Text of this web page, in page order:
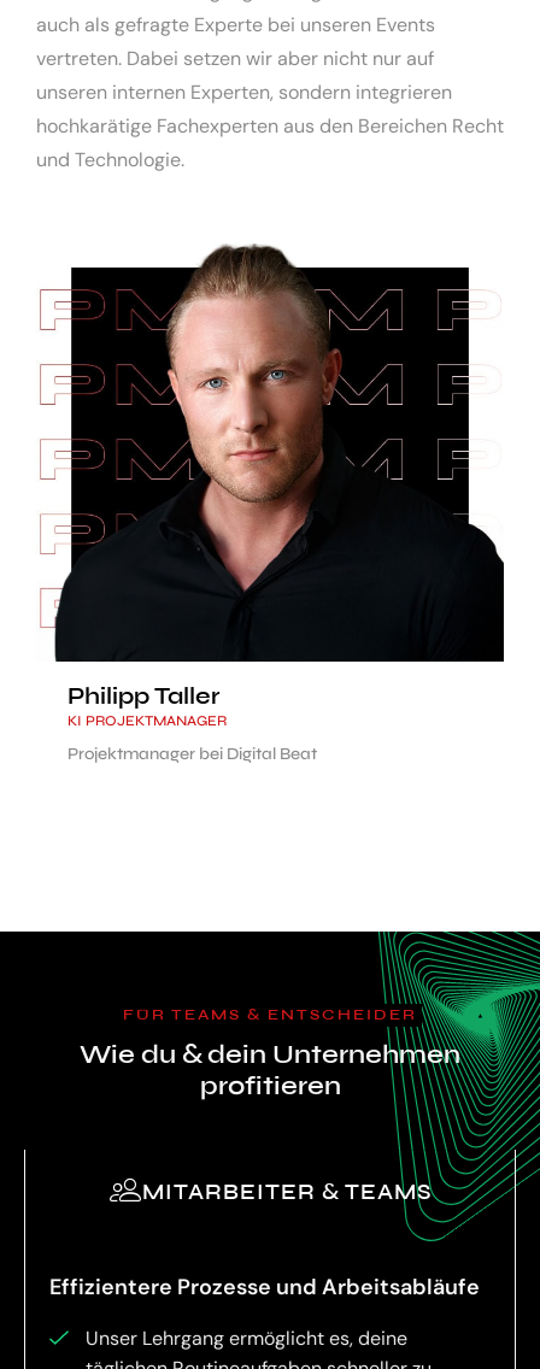
auch als gefragte Experte bei unseren Events
vertreten. Dabei setzen wir aber nicht nur auf
unseren internen Experten, sondern integrieren
hochkarätige Fachexperten aus den Bereichen Recht
und Technologie.
Philipp Taller
KI PROJEKTMANAGER
Projektmanager bei Digital Beat
FÜR TEAMS & ENTSCHEIDER
Wie du & dein Unternehmen
profitieren
MITARBEITER & TEAMS
Effizientere Prozesse und Arbeitsabläufe
Unser Lehrgang ermöglicht es, deine